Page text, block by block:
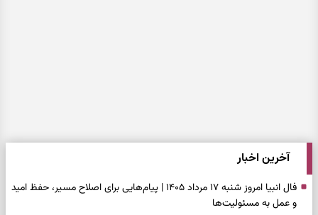
آخرین اخبار
فال انبیا امروز شنبه ۱۷ مرداد ۱۴۰۵ | پیام‌هایی برای اصلاح مسیر، حفظ امید
و عمل به مسئولیت‌ها